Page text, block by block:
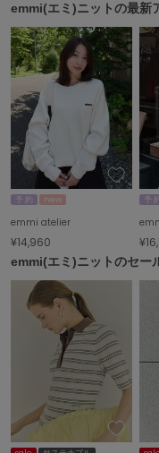
emmi(エミ)ニットの最新
予 約 new
emmi atelier
¥14,960
予 約
emmi(エミ)ニットのセー